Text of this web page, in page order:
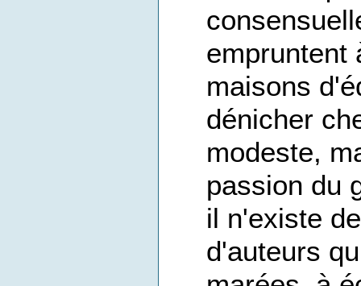
empruntent
maisons
dénicher
modeste,
passion du
il n'existe
d'auteurs